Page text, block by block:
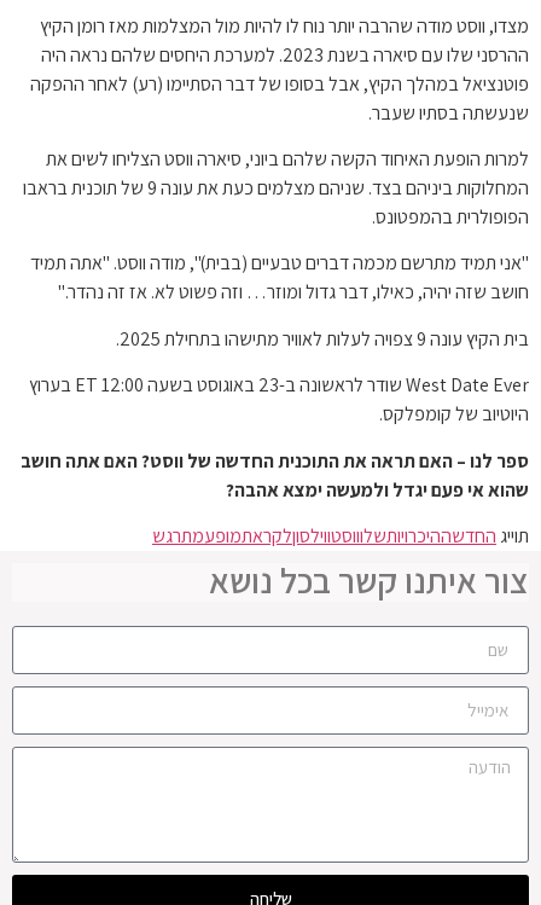
מצדו, ווסט מודה שהרבה יותר נוח לו להיות מול המצלמות מאז רומן הקיץ
ההרסני שלו עם סיארה בשנת 2023. למערכת היחסים שלהם נראה היה
פוטנציאל במהלך הקיץ, אבל בסופו של דבר הסתיימו (רע) לאחר ההפקה
שנעשתה בסתיו שעבר.
למרות הופעת האיחוד הקשה שלהם ביוני, סיארה ווסט הצליחו לשים את
המחלוקות ביניהם בצד. שניהם מצלמים כעת את עונה 9 של תוכנית בראבו
הפופולרית בהמפטונס.
"אני תמיד מתרשם מכמה דברים טבעיים (בבית)", מודה ווסט. "אתה תמיד
חושב שזה יהיה, כאילו, דבר גדול ומוזר… וזה פשוט לא. אז זה נהדר."
בית הקיץ עונה 9 צפויה לעלות לאוויר מתישהו בתחילת 2025.
West Date Ever שודר לראשונה ב-23 באוגוסט בשעה 12:00 ET בערוץ
היוטיוב של קומפלקס.
ספר לנו – האם תראה את התוכנית החדשה של ווסט? האם אתה חושב
שהוא אי פעם יגדל ולמעשה ימצא אהבה?
תוייג החדשההיכרויותשלוווסטווילסוןלקראתמופעמתרגש
צור איתנו קשר בכל נושא
שליחה